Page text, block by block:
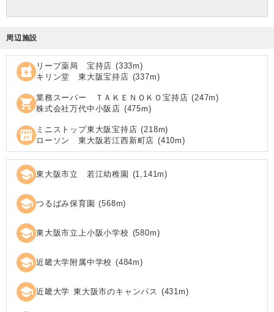
周辺施設
local_pharmacy リープ薬局 宝持店 (333m)
キリン堂 東大阪宝持店 (337m)
shopping_cart 業務スーパー ＴＡＫＥＮＯＫＯ宝持店 (247m)
株式会社万代中小阪店 (475m)
local_convenience_store ミニストップ東大阪宝持店 (218m)
ローソン 東大阪若江西新町店 (410m)
school 東大阪市立 若江幼稚園 (1,141m)
school つるばみ保育園 (568m)
school 東大阪市立上小阪小学校 (580m)
school 近畿大学附属中学校 (484m)
school 近畿大学 東大阪市のキャンパス (431m)